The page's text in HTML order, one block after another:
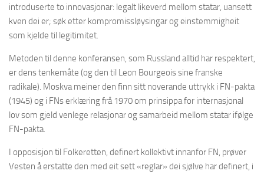
introduserte to innovasjonar: legalt likeverd mellom statar, uansett
kven dei er; søk etter kompromissløysingar og einstemmigheit
som kjelde til legitimitet.
Metoden til denne konferansen, som Russland alltid har respektert,
er dens tenkemåte (og den til Leon Bourgeois sine franske
radikale). Moskva meiner den finn sitt noverande uttrykk i FN-pakta
(1945) og i FNs erklæring frå 1970 om prinsippa for internasjonal
lov som gjeld venlege relasjonar og samarbeid mellom statar ifølge
FN-pakta.
I opposisjon til Folkeretten, definert kollektivt innanfor FN, prøver
Vesten å erstatte den med eit sett «reglar» dei sjølve har definert, i